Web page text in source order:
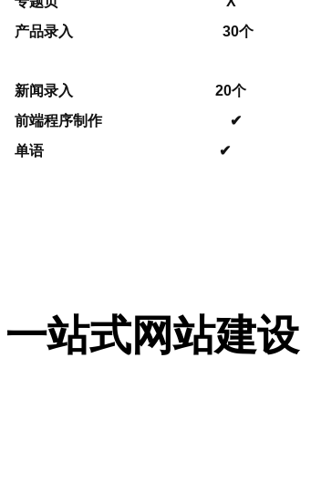
一站式网站建设
产品录入 30个
新闻录入 20个
前端程序制作 ✔
单语 ✔